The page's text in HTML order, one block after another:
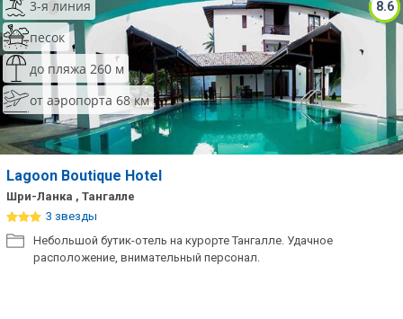
8.6
3-я линия
песок
до пляжа 260 м
от аэропорта 68 км
Lagoon Boutique Hotel
Шри-Ланка , Тангалле
3 звезды
Небольшой бутик-отель на курорте Тангалле. Удачное
расположение, внимательный персонал.